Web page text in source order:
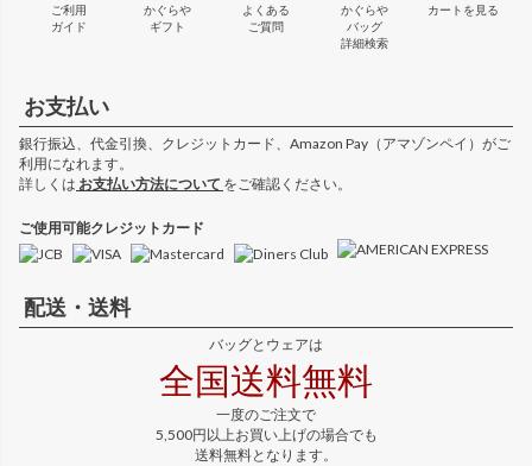
ご利用
ガイド
かぐらや
ギフト
よくある
ご質問
かぐらや
バッグ
詳細検索
カートを見る
お支払い
銀行振込、代金引換、クレジットカード、Amazon Pay（アマゾンペイ）がご
利用になれます。
詳しくは お支払い方法について をご確認ください。
ご使用可能クレジットカード
配送・送料
バッグとウェアは
全国送料無料
一度のご注文で
5,500円以上お買い上げの場合でも
送料無料となります。